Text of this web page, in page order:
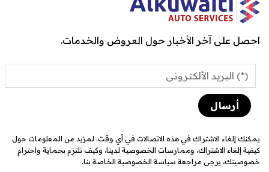
احصل على آخر الأخبار حول العروض والخدمات.
يمكنك إلغاء الاشتراك في هذه الاتصالات في أي وقت. لمزيد من المعلومات حول
كيفية إلغاء الاشتراك، وممارسات الخصوصية لدينا، وكيف نلتزم بحماية واحترام
خصوصيتك، يرجى مراجعة سياسة الخصوصية الخاصة بنا.